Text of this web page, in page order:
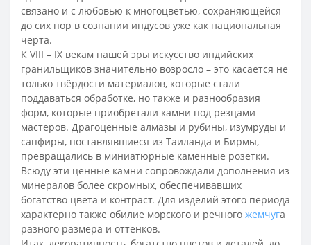
связано и с любовью к многоцветью, сохраняющейся
до сих пор в сознании индусов уже как национальная
черта.
К VIII – IX векам нашей эры искусство индийских
гранильщиков значительно возросло – это касается не
только твёрдости материалов, которые стали
поддаваться обработке, но также и разнообразия
форм, которые приобретали камни под резцами
мастеров. Драгоценные алмазы и рубины, изумруды и
сапфиры, поставлявшиеся из Таиланда и Бирмы,
превращались в миниатюрные каменные розетки.
Всюду эти ценные камни сопровождали дополнения из
минералов более скромных, обеспечивавших
богатство цвета и контраст. Для изделий этого периода
характерно также обилие морского и речного жемчуга
разного размера и оттенков.